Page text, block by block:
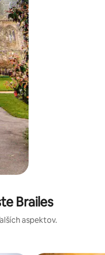
pomocou dotykových gest či
Brailes
aspektov.